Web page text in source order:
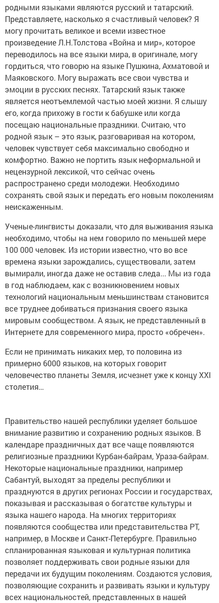
родными языками являются русский и татарский.
Представляете, насколько я счастливый человек? Я
могу прочитать великое и всеми известное
произведение Л.Н.Толстова «Война и мир», которое
переводилось на все языки мира, в оригинале, могу
гордиться, что говорю на языке Пушкина, Ахматовой и
Маяковского. Могу выражать все свои чувства и
эмоции в русских песнях. Татарский язык также
является неотъемлемой частью моей жизни. Я слышу
его, когда прихожу в гости к бабушке или когда
посещаю национальные праздники. Считаю, что
родной язык – это язык, разговаривая на котором,
человек чувствует себя максимально свободно и
комфортно. Важно не портить язык неформальной и
нецензурной лексикой, что сейчас очень
распространено среди молодежи. Необходимо
сохранять свой язык и передать его новым поколениям
неискаженным.
Ученые-лингвисты доказали, что для выживания языка
необходимо, чтобы на нем говорило по меньшей мере
100 000 человек. Из истории известно, что во все
времена языки зарождались, существовали, затем
вымирали, иногда даже не оставив следа... Мы из года
в год наблюдаем, как с возникновением новых
технологий национальным меньшинствам становится
все труднее добиваться признания своего языка
мировым сообществом. А язык, не представленный в
Интернете для современного мира, просто «обречен».
Если не принимать никаких мер, то половина из
примерно 6000 языков, на которых говорит
человечество планеты Земля, исчезнет уже к концу ХХI
столетия…
Правительство нашей республики уделяет большое
внимание развитию и сохранению родных языков. В
календаре праздничных дат все чаще появляются
религиозные праздники Курбан-байрам, Ураза-байрам.
Некоторые национальные праздники, например
Сабантуй, выходят за пределы республики и
празднуются в других регионах России и государствах,
показывая и рассказывая о богатстве культуры и
языка нашего народа. На многих территориях
появляются сообщества или представительства РТ,
например, в Москве и Санкт-Петербурге. Правильно
спланированная языковая и культурная политика
позволяет поддерживать свои родные языки для
передачи их будущим поколениям. Создаются условия,
позволяющие сохранить и развивать языки и культуру
всех национальностей, представленных в нашей